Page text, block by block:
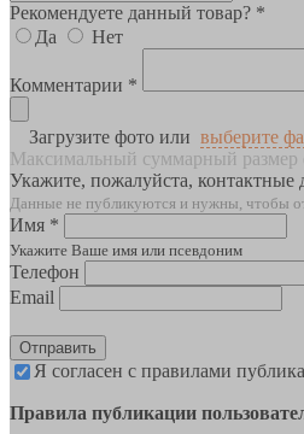
Рекомендуете данный товар? *
Да
Нет
Комментарии *
Загрузите фото или выберите
Максимальный суммарный размер
Укажите, пожалуйста, контактные
Данные не публикуются и нужны, чтобы
Имя *
Укажите Ваше имя или псевдоним
Телефон
Email
Отправить
Я согласен с правилами
Правила публикации